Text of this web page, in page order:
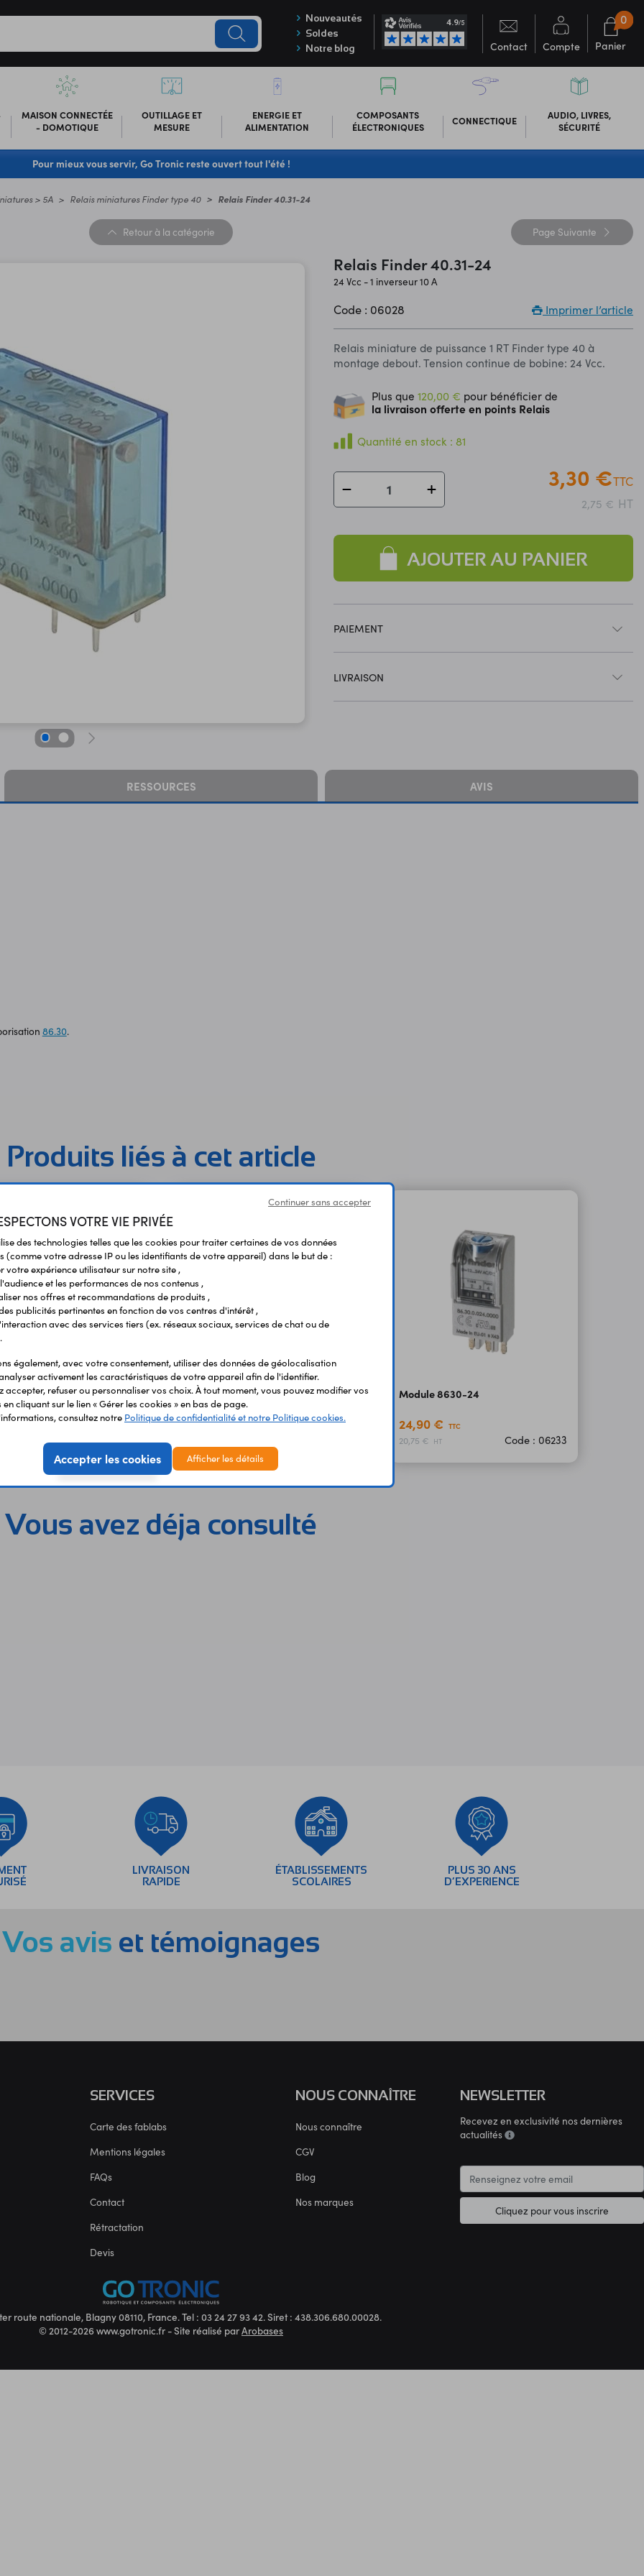
Nouveautés
Soldes
Notre blog
Contact Compte Panier
0
MAISON CONNECTÉE
- DOMOTIQUE
OUTILLAGE ET
MESURE
ENERGIE ET
ALIMENTATION
COMPOSANTS
ÉLECTRONIQUES
CONNECTIQUE
AUDIO, LIVRES,
SÉCURITÉ
Pour mieux vous servir, Go Tronic reste ouvert tout l'été !
> 5A Relais miniatures Finder type 40 Relais Finder 40.31-24
Retour à la catégorie Page Suivante
Relais Finder 40.31-24
24 Vcc - 1 inverseur 10 A
Code : 06028 Imprimer l’article
Relais miniature de puissance 1 RT Finder type 40 à
montage debout.Tension continue de bobine: 24 Vcc.
Plus que120,00 € pour bénéficier de
la livraison offerte en points Relais
Quantité en stock : 81
3,30 €TTC
2,75 € HT
AJOUTER AU PANIER
PAIEMENT
LIVRAISON
RESSOURCES AVIS
86.30.
Produits liés à cet article
pour relais Finder 95.83.3
Code : 06058
Support pour relais Finder
95.03.SPA
4,20 € TTC
Module 8630-24
24,90 € TTC
20,75 € HT Code : 06233
Vous avez déja consulté
LIVRAISON
RAPIDE
ÉTABLISSEMENTS
SCOLAIRES
PLUS 30 ANS
D’EXPERIENCE
Vos avis et témoignages
SERVICES
Carte des fablabs
Mentions légales
FAQs
Contact
Rétractation
Devis
NOUS CONNAÎTRE
Nous connaître
CGV
Blog
Nos marques
NEWSLETTER
Recevez en exclusivité nos dernières
actualités
Cliquez pour vous inscrire
route nationale, Blagny 08110, France. Tel : 03 24 27 93 42. Siret : 438.306.680.00028.
© 2012-2026 www.gotronic.fr - Site réalisé parArobases
Continuer sans accepter
VOTRE VIE PRIVÉE
des technologies telles que les cookies pour traiter certaines de vos données
(comme votre adresse IP ou les identifiants de votre appareil) dans le but de :
votre expérience utilisateur sur notre site ,
et les performances de nos contenus ,
nos offres et recommandations de produits ,
publicités pertinentes en fonction de vos centres d'intérêt ,
avec des services tiers (ex. réseaux sociaux, services de chat ou de
également, avec votre consentement, utiliser des données de géolocalisation
activement les caractéristiques de votre appareil afin de l'identifier.
accepter, refuser ou personnaliser vos choix. À tout moment, vous pouvez modifier vos
cliquant sur le lien « Gérer les cookies » en bas de page.
consultez notre Politique de confidentialité et notre Politique cookies.
Accepter les cookies Afficher les détails